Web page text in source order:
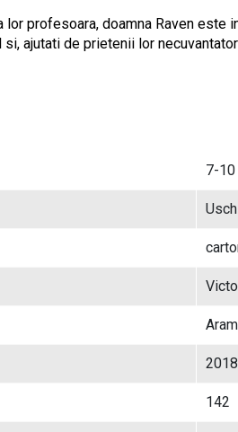
profesoara, doamna Raven
ajutati de prietenii lor
7-10
2018
142